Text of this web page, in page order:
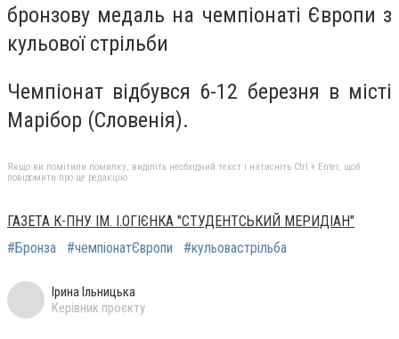
бронзову медаль на чемпіонаті Європи з
кульової стрільби
Чемпіонат відбувся 6-12 березня в місті
Марібор (Словенія).
Якщо ви помітили помилку, виділіть необхідний текст і натисніть Ctrl + Enter, щоб
повідомити про це редакцію
ГАЗЕТА К-ПНУ ІМ. І.ОГІЄНКА "СТУДЕНТСЬКИЙ МЕРИДІАН"
#Бронза
#чемпіонатЄвропи #кульовастрільба
Ірина Ільницька
Керівник проєкту